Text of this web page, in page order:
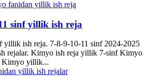
sinf yillik ish reja
yillik ish reja. 7-8-9-10-11 sinf 2024-2025
rejalar. Kimyo ish reja yillik 7-sinf Kimyo
yillik...